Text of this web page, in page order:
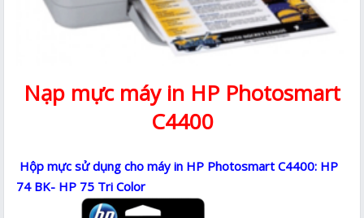
Nạp mực máy in HP Photosmart
C4400
Hộp mực sử dụng cho máy in HP Photosmart C4400: HP
74 BK- HP 75 Tri Color